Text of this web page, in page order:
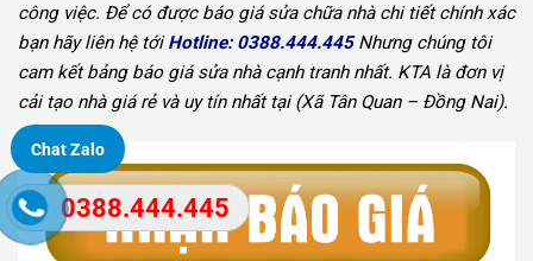
công việc. Để có được báo giá sửa chữa nhà chi tiết chính xác
bạn hãy liên hệ tớiHotline:0388.444.445Nhưng chúng tôi
cam kết bảng báo giá sửa nhà cạnh tranh nhất. KTA là đơn vị
cải tạo nhà giá rẻ và uy tín nhất tại (Xã Tân Quan – Đồng Nai).
Chat Zalo
0388.444.445